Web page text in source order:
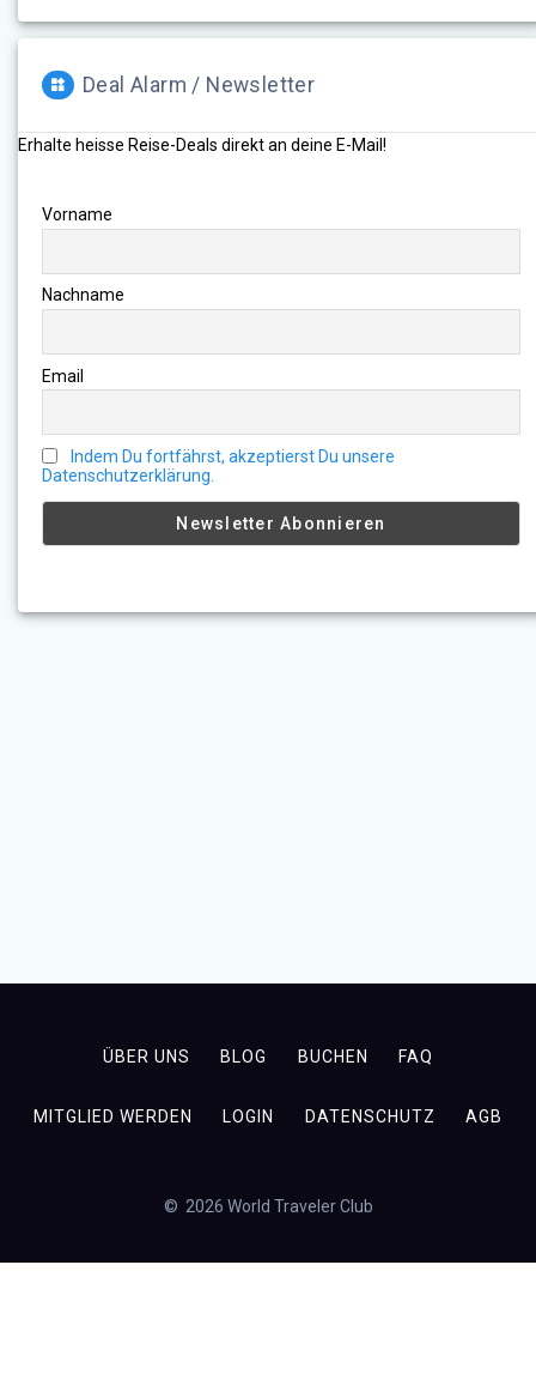
Deal Alarm / Newsletter
Erhalte heisse Reise-Deals direkt an deine E-Mail!
Vorname
Nachname
Email
Indem Du fortfährst, akzeptierst Du unsere
Datenschutzerklärung.
ÜBER UNS BLOG BUCHEN FAQ
MITGLIED WERDEN LOGIN DATENSCHUTZ AGB
© 2026 World Traveler Club